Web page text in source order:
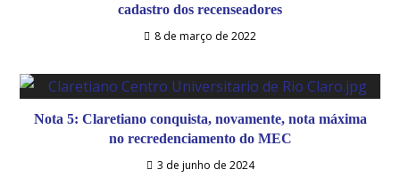
cadastro dos recenseadores
8 de março de 2022
Nota 5: Claretiano conquista, novamente, nota máxima
no recredenciamento do MEC
3 de junho de 2024